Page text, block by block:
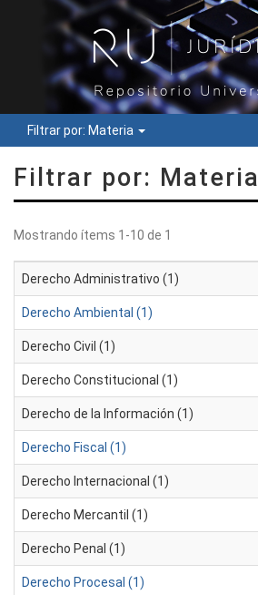
Filtrar por: Materia
Filtrar por: Materia
Mostrando ítems 1-10 de 1
Derecho Administrativo (1)
Derecho Ambiental (1)
Derecho Civil (1)
Derecho Constitucional (1)
Derecho de la Información (1)
Derecho Fiscal (1)
Derecho Internacional (1)
Derecho Mercantil (1)
Derecho Penal (1)
Derecho Procesal (1)